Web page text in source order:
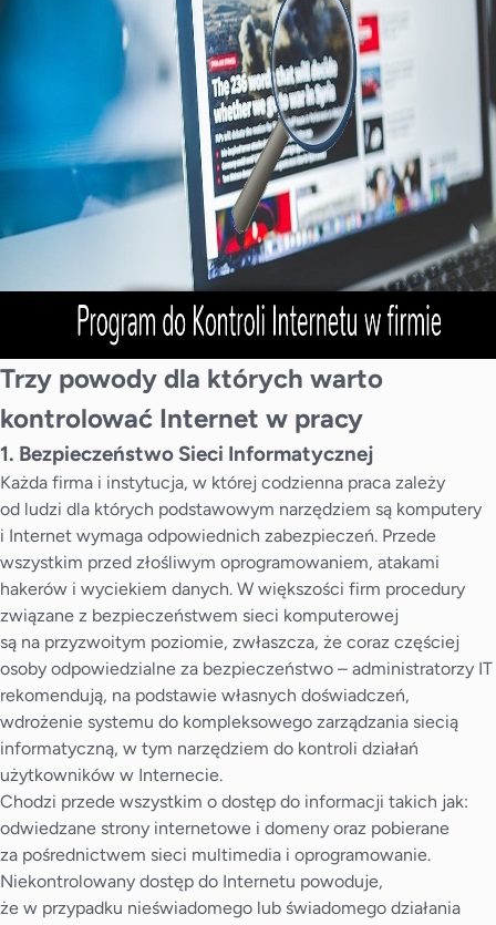
Trzy powody dla których warto
kontrolować Internet w pracy
1. Bezpieczeństwo Sieci Informatycznej
Każda firma i instytucja, w której codzienna praca zależy
od ludzi dla których podstawowym narzędziem są komputery
i Internet wymaga odpowiednich zabezpieczeń. Przede
wszystkim przed złośliwym oprogramowaniem, atakami
hakerów i wyciekiem danych. W większości firm procedury
związane z bezpieczeństwem sieci komputerowej
są na przyzwoitym poziomie, zwłaszcza, że coraz częściej
osoby odpowiedzialne za bezpieczeństwo – administratorzy IT
rekomendują, na podstawie własnych doświadczeń,
wdrożenie systemu do kompleksowego zarządzania siecią
informatyczną, w tym narzędziem do kontroli działań
użytkowników w Internecie.
Chodzi przede wszystkim o dostęp do informacji takich jak:
odwiedzane strony internetowe i domeny oraz pobierane
za pośrednictwem sieci multimedia i oprogramowanie.
Niekontrolowany dostęp do Internetu powoduje,
że w przypadku nieświadomego lub świadomego działania